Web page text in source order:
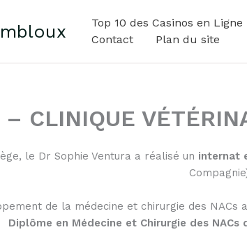
Top 10 des Casinos en Ligne
Contact
Plan du site
CLINIQUE
le Dr Sophie Ventura a réalisé un internat
de la médecine et chirurgie des
Diplôme en Médecine et Chirurgie des